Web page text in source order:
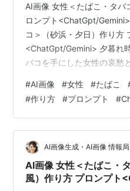
AI画像 女性＜たばこ・タ
ロンプト<ChatGpt/
コ＞（砂浜・夕日）作り方
<ChatGpt/Gemini> 夕暮れ
バコを手にした女性の哀愁
波打ち際に反射し、ドラマ
ーンは、多くのクリエイタ
は、最新のAI画像生成ツー
活用して、思い描いた通り
出すための具体的な作り方
す。 AI…
#AI画像 #女性 #たばこ
#作り方 #プロンプト #
AI画像生成・AI画像 情報
AI画像 女性＜たばこ・
風）作り方 プロンプ